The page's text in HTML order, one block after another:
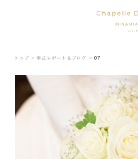
トップ ＞ 挙式レポート＆ブログ ＞ 07